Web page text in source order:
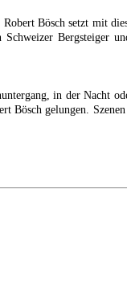
Bösch setzt mit
Bergsteiger
in der Nacht
Bösch gelungen.